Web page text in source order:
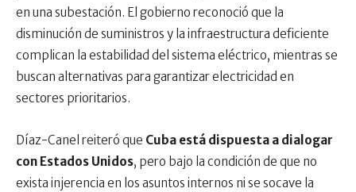
en una subestación. El gobierno reconoció que la
disminución de suministros y la infraestructura deficiente
complican la estabilidad del sistema eléctrico, mientras se
buscan alternativas para garantizar electricidad en
sectores prioritarios.
Díaz-Canel reiteró que Cuba está dispuesta a dialogar
con Estados Unidos, pero bajo la condición de que no
exista injerencia en los asuntos internos ni se socave la